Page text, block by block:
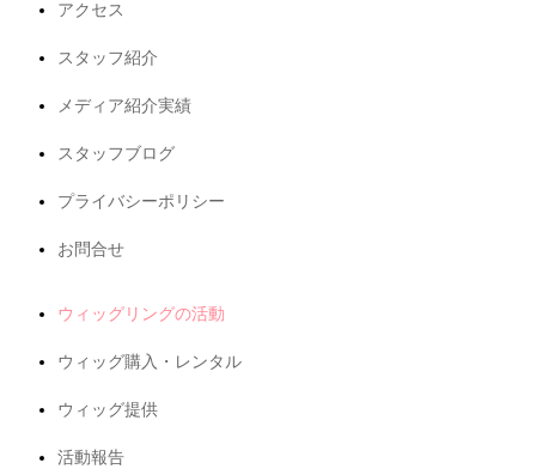
アクセス
スタッフ紹介
メディア紹介実績
スタッフブログ
プライバシーポリシー
お問合せ
ウィッグリングの活動
ウィッグ購入・レンタル
ウィッグ提供
活動報告